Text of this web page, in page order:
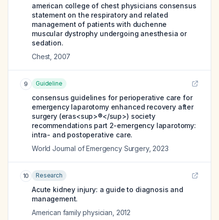
american college of chest physicians consensus
statement on the respiratory and related
management of patients with duchenne
muscular dystrophy undergoing anesthesia or
sedation.
Chest 2007
9 Guideline
consensus guidelines for perioperative care for
emergency laparotomy enhanced recovery after
surgery (eras<sup>®</sup>) society
recommendations part 2-emergency laparotomy:
intra- and postoperative care.
World Journal of Emergency Surgery, 2023
10 Research
Acute kidney injury: a guide to diagnosis and
management.
American family physician 2012